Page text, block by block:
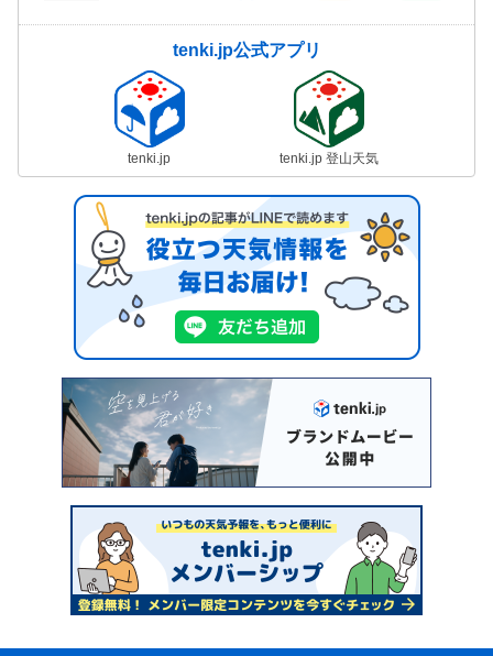
tenki.jp公式アプリ
tenki.jp tenki.jp 登山天気